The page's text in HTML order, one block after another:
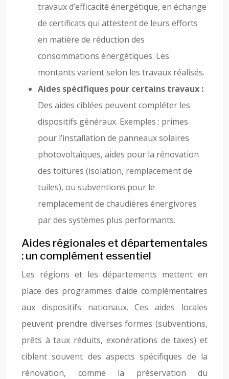
travaux d’efficacité énergétique, en échange
de certificats qui attestent de leurs efforts
en matière de réduction des
consommations énergétiques. Les
montants varient selon les travaux réalisés.
Aides spécifiques pour certains travaux :
Des aides ciblées peuvent compléter les
dispositifs généraux. Exemples : primes
pour l’installation de panneaux solaires
photovoltaïques, aides pour la rénovation
des toitures (isolation, remplacement de
tuiles), ou subventions pour le
remplacement de chaudières énergivores
par des systèmes plus performants.
Aides régionales et départementales
: un complément essentiel
Les régions et les départements mettent en
place des programmes d’aide complémentaires
aux dispositifs nationaux. Ces aides locales
peuvent prendre diverses formes (subventions,
prêts à taux réduits, exonérations de taxes) et
ciblent souvent des aspects spécifiques de la
rénovation, comme la préservation du